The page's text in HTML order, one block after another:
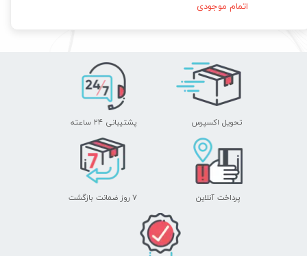
اتمام موجودی
تحویل اکسپرس پشتیبانی ۲۴ ساعته
پرداخت آنلاین ۷ روز ضمانت بازگشت